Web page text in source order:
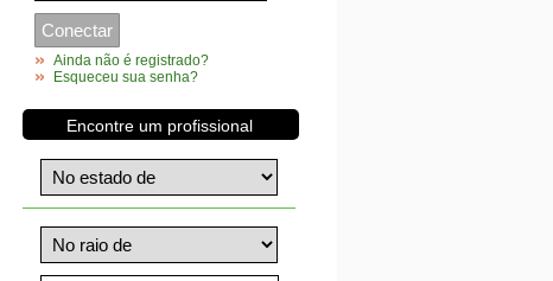
Ainda não é registrado?
Esqueceu sua senha?
Encontre um profissional